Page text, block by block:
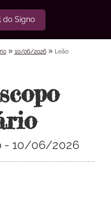
do Signo
» 10/06/2026» Leão
- 10/06/2026